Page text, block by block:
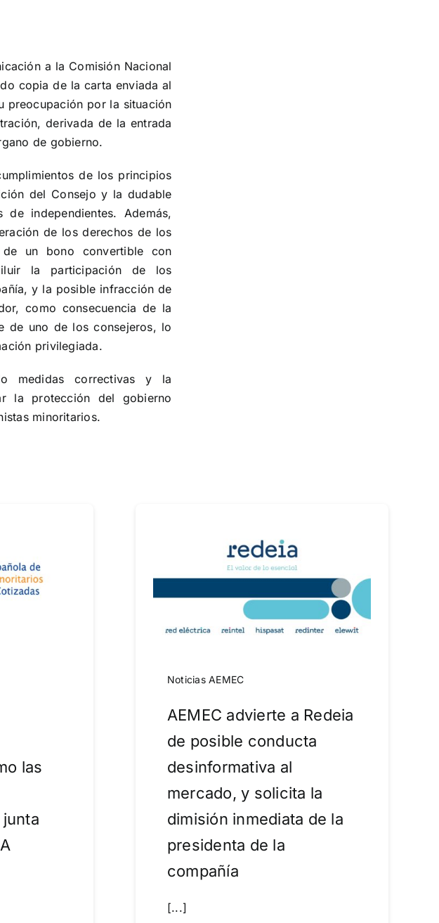
a la Comisión Nacional
copia de la carta enviada al
preocupación por la situación
derivada de la entrada
de gobierno.
de los principios
del Consejo y la dudable
independientes. Además,
de los derechos de los
un bono convertible con
la participación de los
y la posible infracción de
como consecuencia de la
de uno de los consejeros, lo
privilegiada.
medidas correctivas y la
la protección del gobierno
minoritarios.
las
Noticias AEMEC
AEMEC advierte a Redeia
de posible conducta
desinformativa al
mercado, y solicita la
dimisión inmediata de la
presidenta de la
compañía
[...]